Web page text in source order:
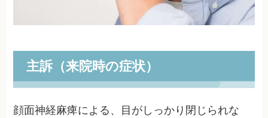
主訴（来院時の症状）
顔面神経麻痺による、目がしっかり閉じられな